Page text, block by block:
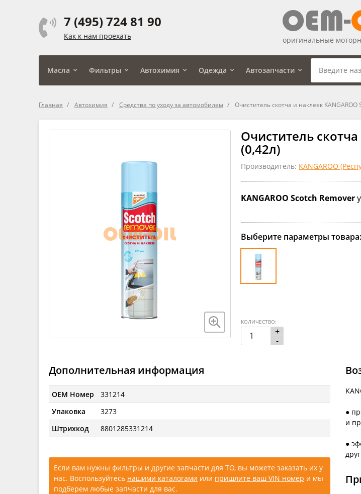
7 (495) 724 81 90
Как к нам проехать оригинальные
Масла Фильтры Автохимия Одежда Автозапчасти
Главная Автохимия Средства по уходу за автомобилем Очиститель скотча и наклеек KANGAROO
Очиститель
(0,42л)
Производитель: KANGAROO
KANGAROO Scotch Remover
Выберите параметры товара:
+
-
КОЛИЧЕСТВО:
Дополнительная информация
OEM Номер
331214
Упаковка
3273
Штрихкод
8801285331214
Если вам нужны фильтры и другие запчасти для ТО, вы можете заказать их у
нас. Воспользуйтесь нашими каталогами или пришлите ваш VIN номер и мы
подберем любые запчасти для вас.
●
и
●